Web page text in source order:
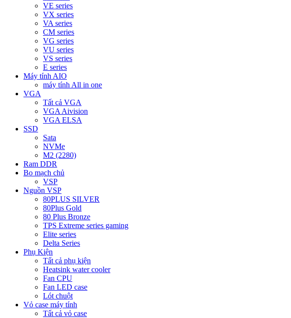
VE series
VX series
VA series
CM series
VG series
VU series
VS series
E series
Máy tính AIO
máy tính All in one
VGA
Tất cả VGA
VGA Aivision
VGA ELSA
SSD
Sata
NVMe
M2 (2280)
Ram DDR
Bo mạch chủ
VSP
Nguồn VSP
80PLUS SILVER
80Plus Gold
80 Plus Bronze
TPS Extreme series gaming
Elite series
Delta Series
Phụ Kiện
Tất cả phụ kiện
Heatsink water cooler
Fan CPU
Fan LED case
Lót chuột
Vỏ case máy tính
Tất cả vỏ case